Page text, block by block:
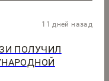
11 дней назад
ПОЛУЧИЛ